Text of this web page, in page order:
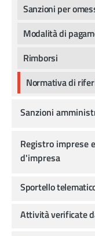
Sanzioni per
Modalità di
Rimborsi
Normativa di
Sanzioni
Registro imprese
d'impresa
Sportello
Attività verificate